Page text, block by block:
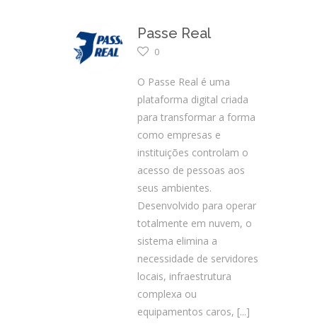
Passe Real
0
O Passe Real é uma
plataforma digital criada
para transformar a forma
como empresas e
instituições controlam o
acesso de pessoas aos
seus ambientes.
Desenvolvido para operar
totalmente em nuvem, o
sistema elimina a
necessidade de servidores
locais, infraestrutura
complexa ou
equipamentos caros, [...]